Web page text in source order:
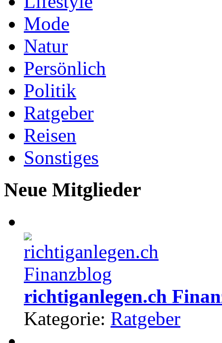
Mode
Natur
Persönlich
Politik
Ratgeber
Reisen
Sonstiges
Neue Mitglieder
richtiganlegen.ch
Kategorie: Ratgeber